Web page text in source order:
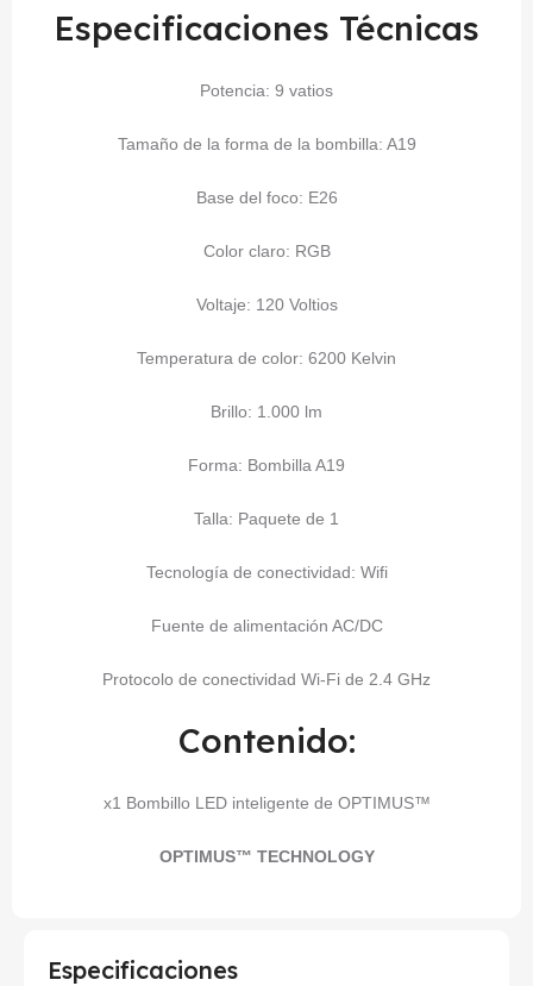
Especificaciones Técnicas
Potencia: 9 vatios
Tamaño de la forma de la bombilla: A19
Base del foco: E26
Color claro: RGB
Voltaje: 120 Voltios
Temperatura de color: 6200 Kelvin
Brillo: 1.000 lm
Forma: Bombilla A19
Talla: Paquete de 1
Tecnología de conectividad: Wifi
Fuente de alimentación AC/DC
Protocolo de conectividad Wi-Fi de 2.4 GHz
Contenido:
x1 Bombillo LED inteligente de OPTIMUS™
OPTIMUS™ TECHNOLOGY
Especificaciones